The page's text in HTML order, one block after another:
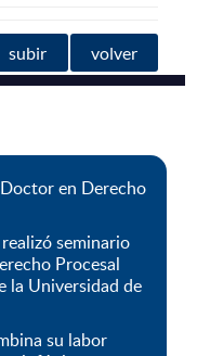
subir volver
en Derecho
seminario
Procesal
la Universidad de
su labor